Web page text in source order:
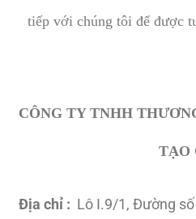
tiếp với chúng tôi để được
CÔNG TY TNHH
TẠO
Địa chỉ : Lô I.9/1, Đường